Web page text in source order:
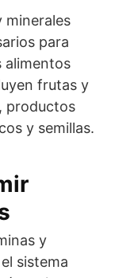
minerales
para
alimentos
frutas y
productos
y semillas.
y
sistema